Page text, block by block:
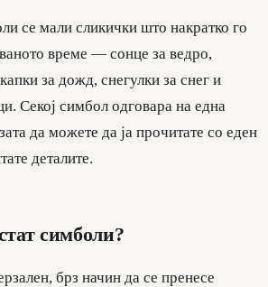
се мали сликички што накратко го
време — сонце за ведро,
за дожд, снегулки за снег и
Секој симбол одговара на една
да можете да ја прочитате со еден
деталите.
симболи?
брз начин да се пренесе